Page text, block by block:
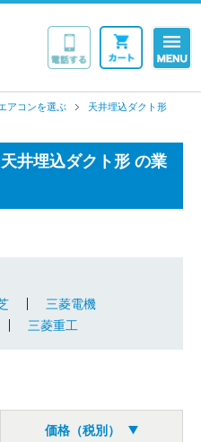
アコンを選ぶ
天井埋込ダクト形
井埋込ダクト形 の業
三菱電機
三菱重工
価格（税別）